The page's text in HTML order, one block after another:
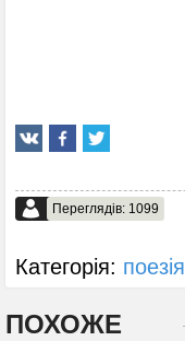
Переглядів: 1099
Категорія: поезія
ПОХОЖЕ